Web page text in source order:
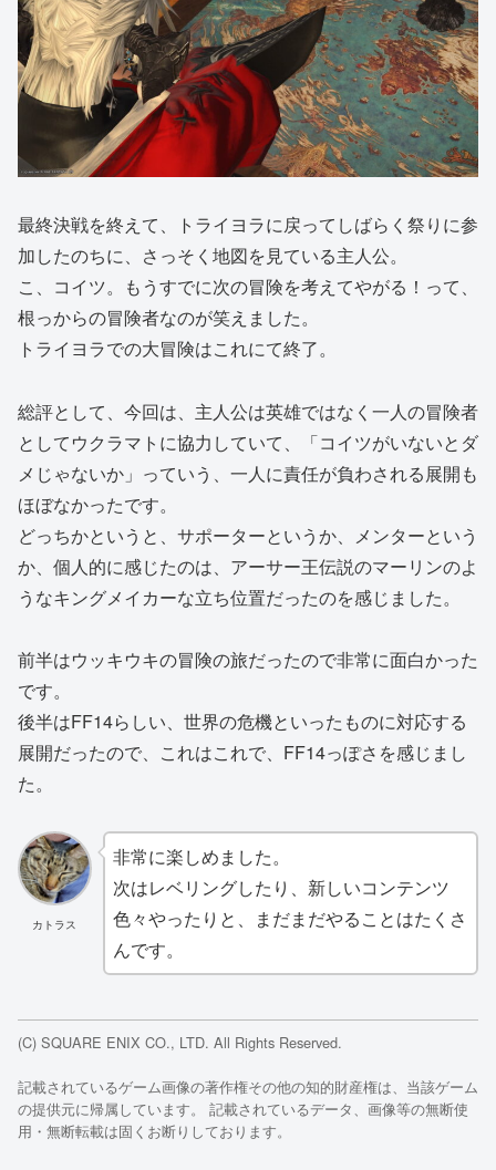
最終決戦を終えて、トライヨラに戻ってしばらく祭りに参
加したのちに、さっそく地図を見ている主人公。
こ、コイツ。もうすでに次の冒険を考えてやがる！って、
根っからの冒険者なのが笑えました。
トライヨラでの大冒険はこれにて終了。
総評として、今回は、主人公は英雄ではなく一人の冒険者
としてウクラマトに協力していて、「コイツがいないとダ
メじゃないか」っていう、一人に責任が負わされる展開も
ほぼなかったです。
どっちかというと、サポーターというか、メンターという
か、個人的に感じたのは、アーサー王伝説のマーリンのよ
うなキングメイカーな立ち位置だったのを感じました。
前半はウッキウキの冒険の旅だったので非常に面白かった
です。
後半はFF14らしい、世界の危機といったものに対応する
展開だったので、これはこれで、FF14っぽさを感じまし
た。
カトラス
非常に楽しめました。
次はレベリングしたり、新しいコンテンツ
色々やったりと、まだまだやることはたくさ
んです。
(C) SQUARE ENIX CO., LTD. All Rights Reserved.
記載されているゲーム画像の著作権その他の知的財産権は、当該ゲーム
の提供元に帰属しています。 記載されているデータ、画像等の無断使
用・無断転載は固くお断りしております。